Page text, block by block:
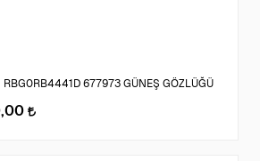
RBG0RB4441D 677973 GÜNEŞ GÖZLÜĞÜ